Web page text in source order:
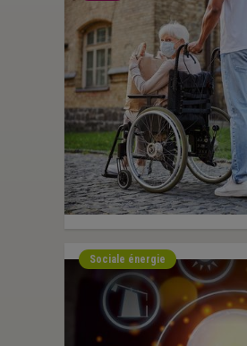
Sociale énergie